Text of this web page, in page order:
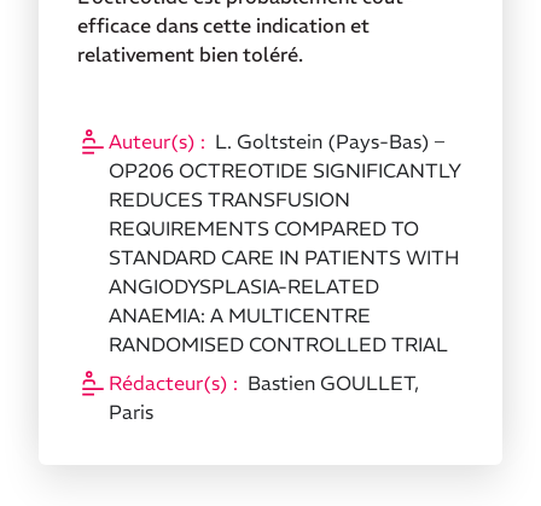
efficace dans cette indication et
relativement bien toléré.
Auteur(s) : L. Goltstein (Pays-Bas) –
OP206 OCTREOTIDE SIGNIFICANTLY
REDUCES TRANSFUSION
REQUIREMENTS COMPARED TO
STANDARD CARE IN PATIENTS WITH
ANGIODYSPLASIA-RELATED
ANAEMIA: A MULTICENTRE
RANDOMISED CONTROLLED TRIAL
Rédacteur(s) : Bastien GOULLET,
Paris